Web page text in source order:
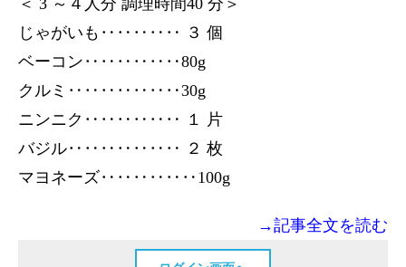
じゃがいも‥‥‥‥‥ ３ 個
ベーコン‥‥‥‥‥‥80g
クルミ‥‥‥‥‥‥‥30g
ニンニク‥‥‥‥‥‥ １ 片
バジル‥‥‥‥‥‥‥ ２ 枚
マヨネーズ‥‥‥‥‥‥100g
→記事全文を読む